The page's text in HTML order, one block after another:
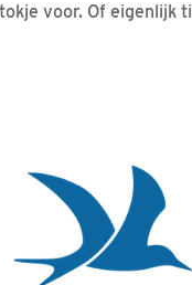
voor. Of eigenlijk